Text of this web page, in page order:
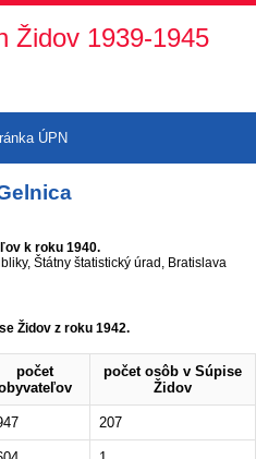
Židov 1939-1945
ÚPN
k roku 1940.
Štátny štatistický úrad, Bratislava
Židov z roku 1942.
počet
počet osôb v Súpise
Židov
207